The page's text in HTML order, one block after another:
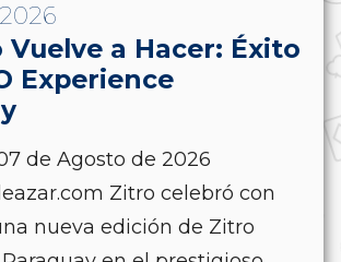
Vuelve a Hacer: Éxito
Experience
de Agosto de 2026
Zitro celebró con
nueva edición de Zitro